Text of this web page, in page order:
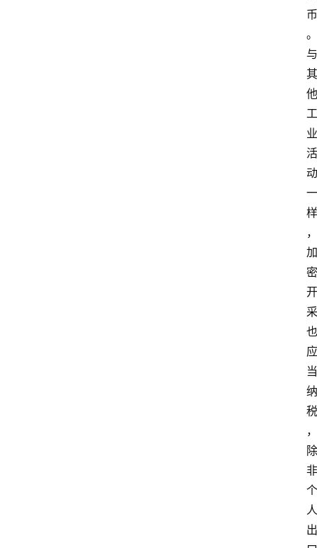
币
。
与
其
他
工
业
活
动
一
样
，
加
密
开
采
也
应
当
纳
税
，
除
非
个
人
出